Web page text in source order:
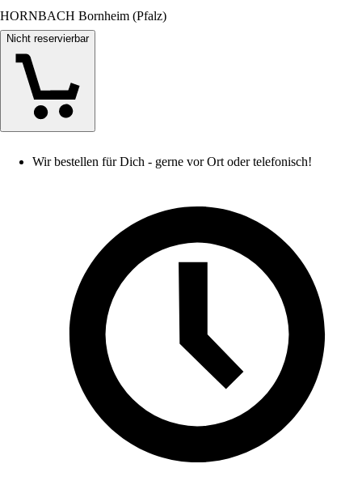
HORNBACH Bornheim (Pfalz)
Nicht reservierbar
Wir bestellen für Dich - gerne vor Ort oder telefonisch!